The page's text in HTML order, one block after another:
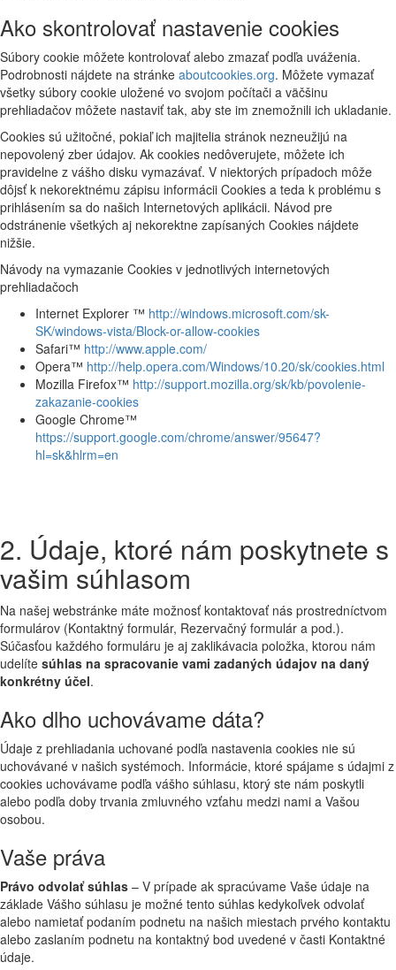
Ako skontrolovať nastavenie cookies
Súbory cookie môžete kontrolovať alebo zmazať podľa uváženia.
Podrobnosti nájdete na stránke aboutcookies.org. Môžete vymazať
všetky súbory cookie uložené vo svojom počítači a väčšinu
prehliadačov môžete nastaviť tak, aby ste im znemožnili ich ukladanie.
Cookies sú užitočné, pokiaľ ich majitelia stránok nezneužijú na
nepovolený zber údajov. Ak cookies nedôverujete, môžete ich
pravidelne z vášho disku vymazávať. V niektorých prípadoch môže
dôjsť k nekorektnému zápisu informácii Cookies a teda k problému s
prihlásením sa do našich Internetových aplikácii. Návod pre
odstránenie všetkých aj nekorektne zapísaných Cookies nájdete
nižšie.
Návody na vymazanie Cookies v jednotlivých internetových
prehliadačoch
Internet Explorer ™ http://windows.microsoft.com/sk-
SK/windows-vista/Block-or-allow-cookies
Safari™ http://www.apple.com/
Opera™ http://help.opera.com/Windows/10.20/sk/cookies.html
Mozilla Firefox™ http://support.mozilla.org/sk/kb/povolenie-
zakazanie-cookies
Google Chrome™
https://support.google.com/chrome/answer/95647?
hl=sk&hlrm=en
2. Údaje, ktoré nám poskytnete s
vašim súhlasom
Na našej webstránke máte možnosť kontaktovať nás prostredníctvom
formulárov (Kontaktný formulár, Rezervačný formulár a pod.).
Súčasťou každého formuláru je aj zaklikávacia položka, ktorou nám
udelíte súhlas na spracovanie vami zadaných údajov na daný
konkrétny účel.
Ako dlho uchovávame dáta?
Údaje z prehliadania uchované podľa nastavenia cookies nie sú
uchovávané v našich systémoch. Informácie, ktoré spájame s údajmi z
cookies uchovávame podľa vášho súhlasu, ktorý ste nám poskytli
alebo podľa doby trvania zmluvného vzťahu medzi nami a Vašou
osobou.
Vaše práva
Právo odvolať súhlas – V prípade ak spracúvame Vaše údaje na
základe Vášho súhlasu je možné tento súhlas kedykoľvek odvolať
alebo namietať podaním podnetu na našich miestach prvého kontaktu
alebo zaslaním podnetu na kontaktný bod uvedené v časti Kontaktné
údaje.